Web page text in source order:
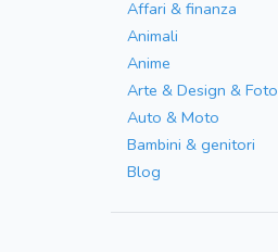
Affari & finanza
Animali
Anime
Arte & Design & Foto
Auto & Moto
Bambini & genitori
Blog